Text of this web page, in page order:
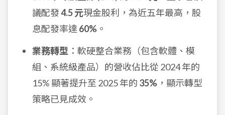
議配發4.5 元現金股利，為近五年最高，股
息配發率達 60% 。
業務轉型 ：軟硬整合業務（包含軟體、模
組、系統級產品）的營收佔比從 2024 年的
15% 顯著提升至 2025 年的 35% ，顯示轉型
策略已見成效。